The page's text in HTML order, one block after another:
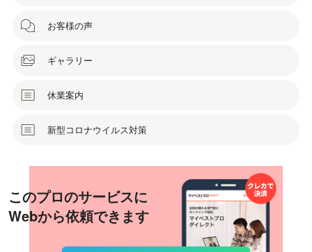
お客様の声
ギャラリー
休業案内
新型コロナウイルス対策
このプロのサービスに
Webから依頼できます